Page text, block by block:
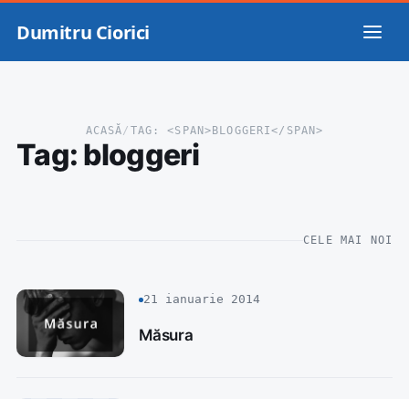
Dumitru Ciorici
ACASĂ/ TAG: <SPAN>BLOGGERI</SPAN>
Tag: bloggeri
CELE MAI NOI
21 ianuarie 2014
Măsura